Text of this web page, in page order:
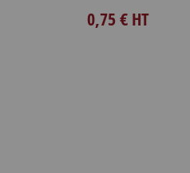
0,75 € HT